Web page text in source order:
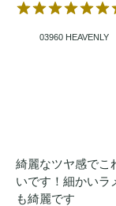
03960 HEAVENLY
綺麗なツヤ感でこ
いです！細かいラ
も綺麗です